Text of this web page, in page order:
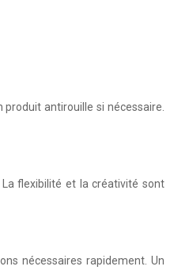
antirouille si nécessaire.
flexibilité et la créativité sont
nécessaires rapidement. Un